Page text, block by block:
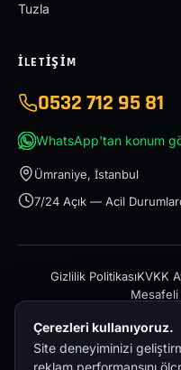
Tuzla
İLETIŞIM
0532 712 95 81
WhatsApp'tan konum
Ümraniye, İstanbul
7/24 Açık — Acil
Gizlilik PolitikasıKVKK
Mesafeli
Çerezleri kullanıyoruz.
Site deneyiminizi
reklam performansını